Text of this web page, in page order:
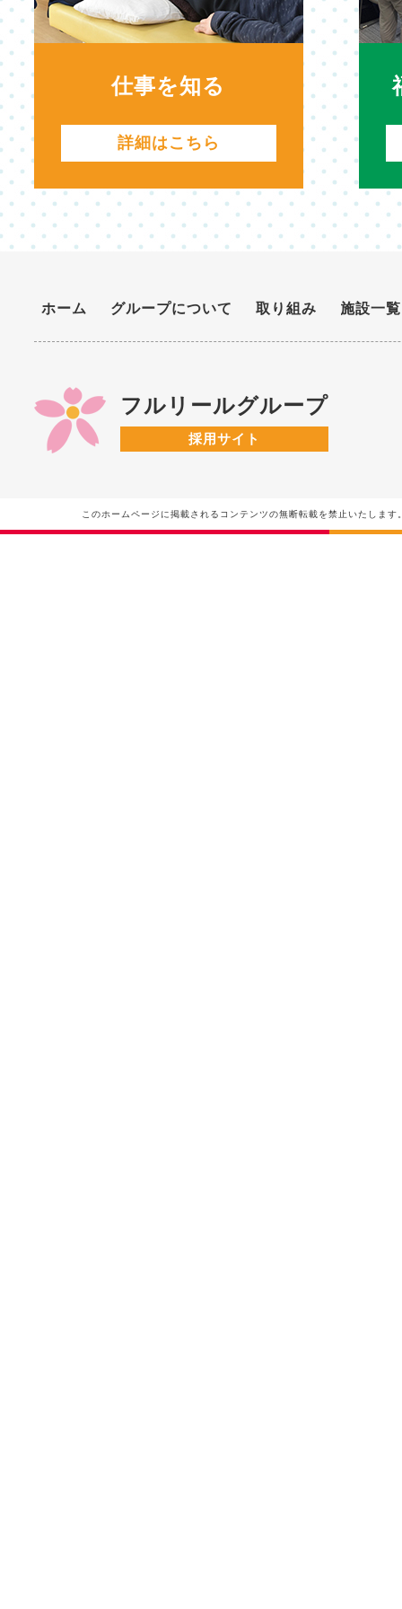
仕事を知る
詳細はこちら
ホーム グループについて 取り組み 施設一覧
フルリールグループ
採用サイト
このホームページに掲載されるコンテンツの無断転載を禁止いた